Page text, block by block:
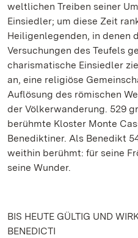
weltlichen Treiben seiner
Einsiedler; um diese Zeit
Heiligenlegenden, in denen
Versuchungen des Teufels
charismatische Einsiedler
an, eine religiöse
Auflösung des römischen
der Völkerwanderung. 529
berühmte Kloster Monte
Benediktiner. Als Benedikt
weithin berühmt: für seine
seine Wunder.
BIS HEUTE GÜLTIG UND
BENEDICTI